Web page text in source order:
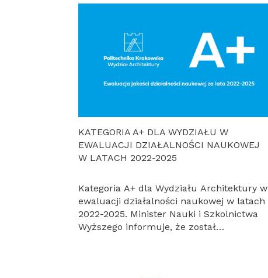
KATEGORIA A+ DLA WYDZIAŁU W
EWALUACJI DZIAŁALNOŚCI NAUKOWEJ
W LATACH 2022-2025
Kategoria A+ dla Wydziału Architektury w
ewaluacji działalności naukowej w latach
2022-2025. Minister Nauki i Szkolnictwa
Wyższego informuje, że został